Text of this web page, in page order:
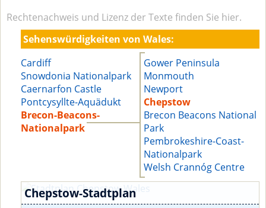
Rechtenachweis und Lizenz der Texte finden Sie hier.
Sehenswürdigkeiten von Wales:
Cardiff
Snowdonia Nationalpark
Caernarfon Castle
Pontcysyllte-Aquädukt
Brecon-Beacons-
Nationalpark
Gower Peninsula
Monmouth
Newport
Chepstow
Brecon Beacons National
Park
Pembrokeshire-Coast-
Nationalpark
Welsh Crannóg Centre
Chepstow-Stadtplan